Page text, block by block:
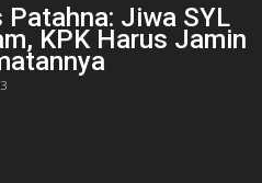
Patahna: Jiwa SYL
KPK Harus Jamin